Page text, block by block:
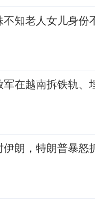
知老人女儿身份
在越南拆铁轨、
朗，特朗普暴怒